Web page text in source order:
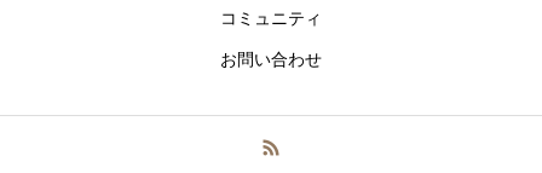
コミュニティ
お問い合わせ